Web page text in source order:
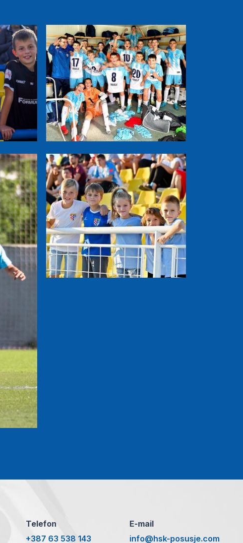
Telefon
+387 63 538 143
E-mail
info@hsk-posusje.com